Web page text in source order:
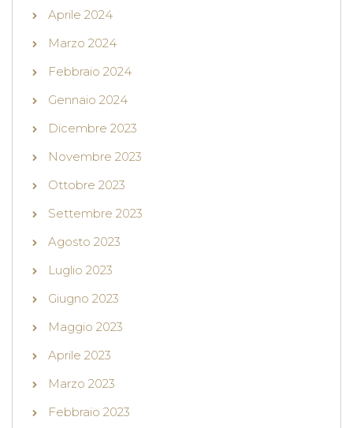
Aprile 2024
Marzo 2024
Febbraio 2024
Gennaio 2024
Dicembre 2023
Novembre 2023
Ottobre 2023
Settembre 2023
Agosto 2023
Luglio 2023
Giugno 2023
Maggio 2023
Aprile 2023
Marzo 2023
Febbraio 2023